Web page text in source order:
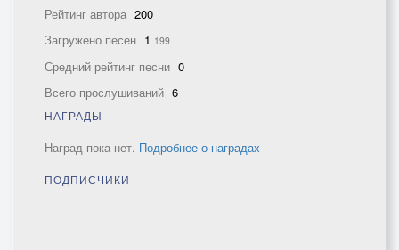
Рейтинг автора 200
Загружено песен 1 199
Средний рейтинг песни 0
Всего прослушиваний 6
НАГРАДЫ
Наград пока нет. Подробнее о наградах
ПОДПИСЧИКИ